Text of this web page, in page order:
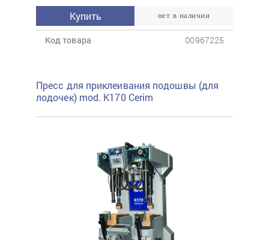
Купить нет в наличии
Код товара 00967225
Пресс для приклеивания подошвы (для
лодочек) mod. K170 Cerim